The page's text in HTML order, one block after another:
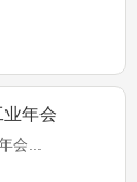
年会
会...